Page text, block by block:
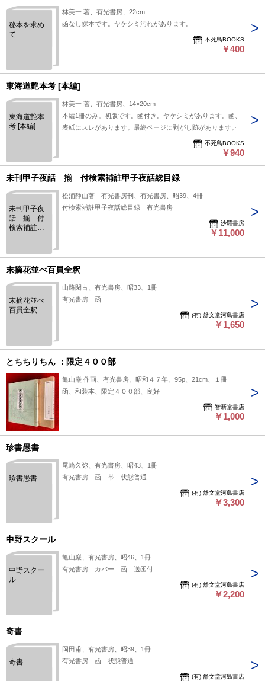
秘本を求め
て
林美一 著、有光書房、22cm
函なし裸本です。ヤケシミ汚れがあります。
不死鳥BOOKS
￥400
東海道艶本考 [本編]
東海道艶本
考 [本編]
林美一 著、有光書房、14×20cm
本編1冊のみ。初版です。函付き。ヤケシミがあります。函、
表紙にスレがあります。最終ページに剥がし跡があります。
不死鳥BOOKS
￥940
未刊甲子夜話 揃 付検索補註甲子夜話総目録
未刊甲子夜
話 揃 付
検索補註甲
松浦静山著 有光書房刊、有光書房、昭39、4冊
付検索補註甲子夜話総目録 有光書房
沙羅書房
￥11,000
末摘花並べ百員全釈
末摘花並べ
百員全釈
山路閑古、有光書房、昭33、1冊
有光書房 函
(有) 舒文堂河島書店
￥1,650
とちちりちん ：限定４００部
亀山巌 作画、有光書房、昭和４７年、95p、21cm、１冊
函、和装本、限定４００部、良好
智新堂書店
￥1,000
珍書愚書
珍書愚書
尾崎久弥、有光書房、昭43、1冊
有光書房 函 帯 状態普通
(有) 舒文堂河島書店
￥3,300
中野スクール
中野スクー
ル
亀山巖、有光書房、昭46、1冊
有光書房 カバー 函 送函付
(有) 舒文堂河島書店
￥2,200
奇書
奇書
岡田甫、有光書房、昭39、1冊
有光書房 函 状態普通
(有) 舒文堂河島書店